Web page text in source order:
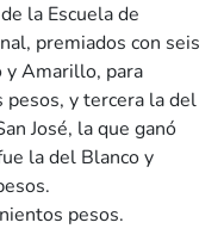
la Escuela de
premiados con seis
y Amarillo, para
y tercera la del
José, la que ganó
la del Blanco y
pesos.